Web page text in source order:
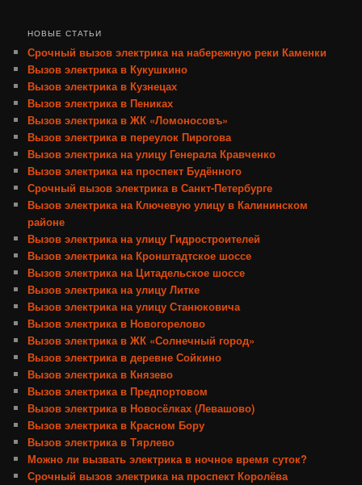
НОВЫЕ СТАТЬИ
Срочный вызов электрика на набережную реки Каменки
Вызов электрика в Кукушкино
Вызов электрика в Кузнецах
Вызов электрика в Пениках
Вызов электрика в ЖК «Ломоносовъ»
Вызов электрика в переулок Пирогова
Вызов электрика на улицу Генерала Кравченко
Вызов электрика на проспект Будённого
Срочный вызов электрика в Санкт-Петербурге
Вызов электрика на Ключевую улицу в Калининском
районе
Вызов электрика на улицу Гидростроителей
Вызов электрика на Кронштадтское шоссе
Вызов электрика на Цитадельское шоссе
Вызов электрика на улицу Литке
Вызов электрика на улицу Станюковича
Вызов электрика в Новогорелово
Вызов электрика в ЖК «Солнечный город»
Вызов электрика в деревне Сойкино
Вызов электрика в Князево
Вызов электрика в Предпортовом
Вызов электрика в Новосёлках (Левашово)
Вызов электрика в Красном Бору
Вызов электрика в Тярлево
Можно ли вызвать электрика в ночное время суток?
Срочный вызов электрика на проспект Королёва